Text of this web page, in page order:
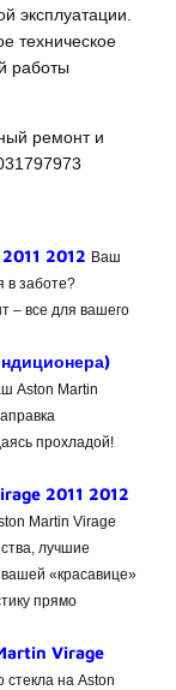
эксплуатации.
техническое
работы
ремонт и
2012 Ваш
в заботе?
– все для вашего
Aston Martin
прохладой!
2011 2012
Martin Virage
лучшие
«красавице»
прямо
Virage
стекла на Aston